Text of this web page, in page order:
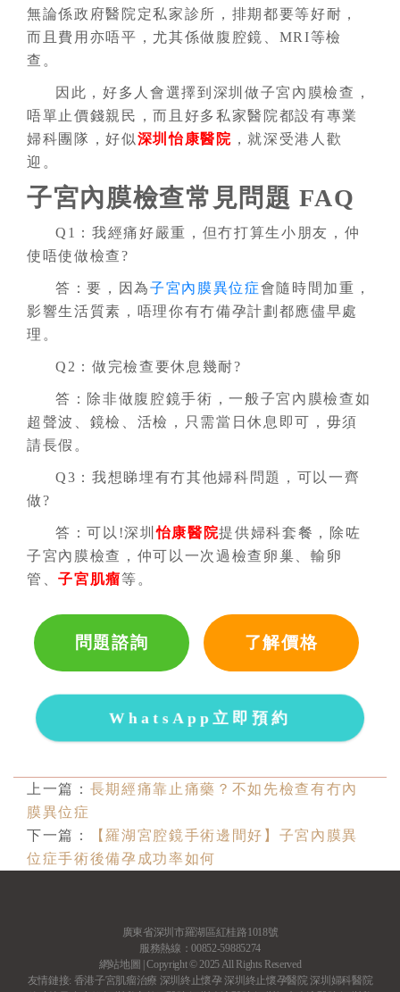
無論係政府醫院定私家診所，排期都要等好耐，
而且費用亦唔平，尤其係做腹腔鏡、MRI等檢
查。
因此，好多人會選擇到深圳做子宮內膜檢查，
唔單止價錢親民，而且好多私家醫院都設有專業
婦科團隊，好似深圳怡康醫院 ，就深受港人歡
迎。
子宮內膜檢查常見問題 FAQ
Q1：我經痛好嚴重，但冇打算生小朋友，仲
使唔使做檢查?
答：要，因為子宮內膜異位症會隨時間加重，
影響生活質素，唔理你有冇備孕計劃都應儘早處
理。
Q2：做完檢查要休息幾耐?
答：除非做腹腔鏡手術，一般子宮內膜檢查如
超聲波、鏡檢、活檢，只需當日休息即可，毋須
請長假。
Q3：我想睇埋有冇其他婦科問題，可以一齊
做?
答：可以!深圳怡康醫院提供婦科套餐，除咗
子宮內膜檢查，仲可以一次過檢查卵巢、輸卵
管、子宮肌瘤等。
問題諮詢 了解價格
WhatsApp立即預約
上一篇： 長期經痛靠止痛藥？不如先檢查有冇內
膜異位症
下一篇：
【羅湖宮腔鏡手術邊間好】子宮內膜異
位症手術後備孕成功率如何
廣東省深圳市羅湖區紅桂路1018號
服務熱線：00852-59885274
網站地圖 | Copyright © 2025 All Rights Reserved
友情鏈接: 香港子宮肌瘤治療 深圳終止懷孕深圳終止懷孕醫院深圳婦科醫院